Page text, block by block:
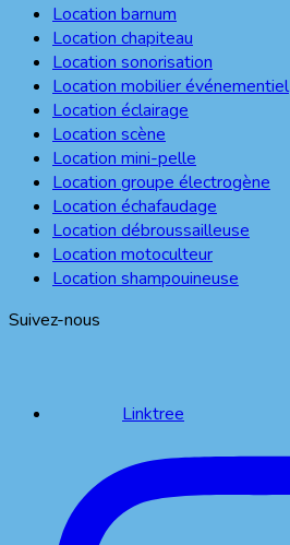
Location barnum
Location chapiteau
Location sonorisation
Location mobilier événementiel
Location éclairage
Location scène
Location mini-pelle
Location groupe électrogène
Location échafaudage
Location débroussailleuse
Location motoculteur
Location shampouineuse
Suivez-nous
Linktree